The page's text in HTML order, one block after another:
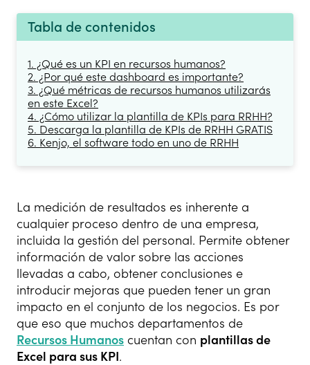
Tabla de contenidos
1. ¿Qué es un KPI en recursos humanos?
2. ¿Por qué este dashboard es importante?
3. ¿Qué métricas de recursos humanos utilizarás
en este Excel?
4. ¿Cómo utilizar la plantilla de KPIs para RRHH?
5. Descarga la plantilla de KPIs de RRHH GRATIS
6. Kenjo, el software todo en uno de RRHH
La medición de resultados es inherente a
cualquier proceso dentro de una empresa,
incluida la gestión del personal. Permite obtener
información de valor sobre las acciones
llevadas a cabo, obtener conclusiones e
introducir mejoras que pueden tener un gran
impacto en el conjunto de los negocios. Es por
que eso que muchos departamentos de
Recursos Humanos cuentan con plantillas de
Excel para sus KPI.